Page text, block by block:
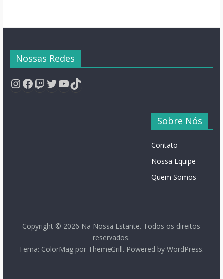
Nossas Redes
Instagram
Facebook
Twitch
Twitter
YouTube
TikTok
Sobre Nós
Contato
Nossa Equipe
Quem Somos
Copyright © 2026 Na Nossa Estante. Todos os direitos
reservados.
Tema: ColorMag por ThemeGrill. Powered byWordPress.